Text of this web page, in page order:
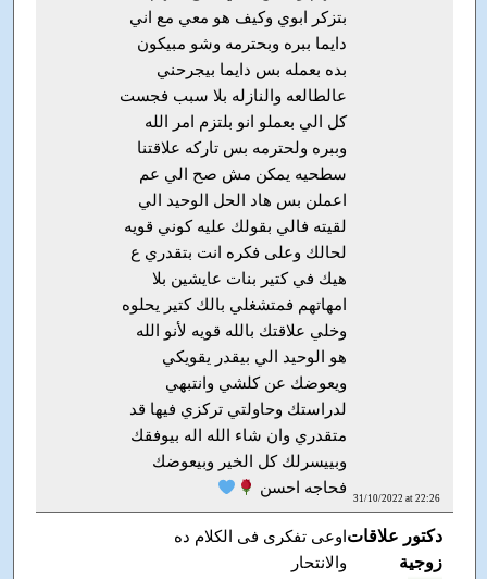
31/10/2022 at 22:26
بتزكر ابوي وكيف هو معي مع اني
دايما ببره وبحترمه وشو مبيكون
بده بعمله بس دايما بيجرحني
عالطالعه والنازله بلا سبب فجست
كل الي بعملو انو بلتزم امر الله
وببره ولحترمه بس تاركه علاقتنا
سطحيه يمكن مش صح الي عم
اعملن بس هاد الحل الوحيد الي
لقيته فالي بقولك عليه كوني قويه
لحالك وعلى فكره انت بتقدري ع
هيك في كتير بنات عايشين بلا
امهاتهم فمتشغلي بالك كتير يحلوه
وخلي علاقتك بالله قويه لأنو الله
هو الوحيد الي بيقدر يقويكي
ويعوضك عن كلشي وانتبهي
لدراستك وحاولتي تركزي فيها قد
متقدري وان شاء الله اله بيوفقك
وبييسرلك كل الخير وبيعوضك
فحاجه احسن
دكتور علاقات
زوجية
اوعى تفكرى فى الكلام ده
والانتحار